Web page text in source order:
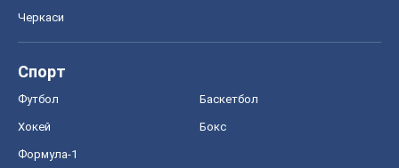
Черкаси
Спорт
Футбол Баскетбол
Хокей Бокс
Формула-1